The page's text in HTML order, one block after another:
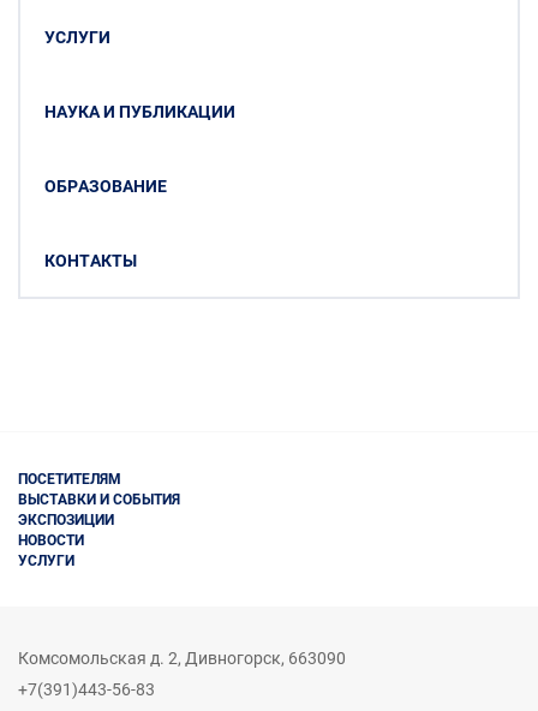
УСЛУГИ
НАУКА И ПУБЛИКАЦИИ
ОБРАЗОВАНИЕ
КОНТАКТЫ
ПОСЕТИТЕЛЯМ
ВЫСТАВКИ И СОБЫТИЯ
ЭКСПОЗИЦИИ
НОВОСТИ
УСЛУГИ
Комсомольская д. 2, Дивногорск, 663090
+7(391)443-56-83